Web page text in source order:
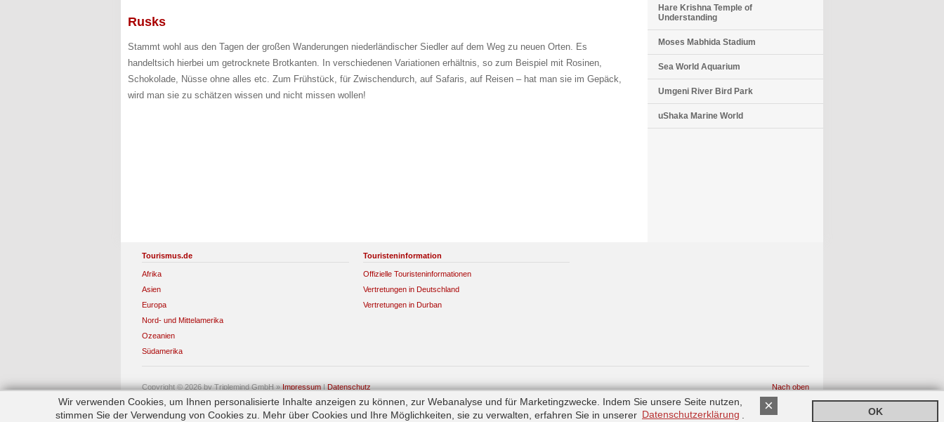
Rusks
Stammt wohl aus den Tagen der großen Wanderungen niederländischer Siedler auf dem Weg zu neuen Orten. Es
handeltsich hierbei um getrocknete Brotkanten. In verschiedenen Variationen erhältnis, so zum Beispiel mit Rosinen,
Schokolade, Nüsse ohne alles etc. Zum Frühstück, für Zwischendurch, auf Safaris, auf Reisen – hat man sie im Gepäck,
wird man sie zu schätzen wissen und nicht missen wollen!
Hare Krishna Temple of
Understanding
Moses Mabhida Stadium
Sea World Aquarium
Umgeni River Bird Park
uShaka Marine World
Tourismus.de
Afrika
Asien
Europa
Nord- und Mittelamerika
Ozeanien
Südamerika
Touristeninformation
Offizielle Touristeninformationen
Vertretungen in Deutschland
Vertretungen in Durban
Copyright © 2026 by Triplemind GmbH » Impressum|Datenschutz Nach oben
×
Wir verwenden Cookies, um Ihnen personalisierte Inhalte anzeigen zu können, zur Webanalyse und für Marketingzwecke. Indem Sie unsere Seite nutzen,
stimmen Sie der Verwendung von Cookies zu. Mehr über Cookies und Ihre Möglichkeiten, sie zu verwalten, erfahren Sie in unserer Datenschutzerklärung OK